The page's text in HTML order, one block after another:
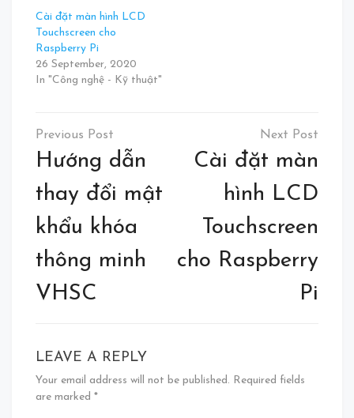
Cài đặt màn hình LCD
Touchscreen cho
Raspberry Pi
26 September, 2020
In "Công nghệ - Kỹ thuật"
Post
navigation
Hướng dẫn
thay đổi mật
khẩu khóa
thông minh
VHSC
Cài đặt màn
hình LCD
Touchscreen
cho Raspberry
Pi
LEAVE A REPLY
Your email address will not be published. Required fields
are marked *